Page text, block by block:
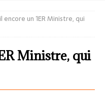
encore un 1ER Ministre, qui
Ministre, qui